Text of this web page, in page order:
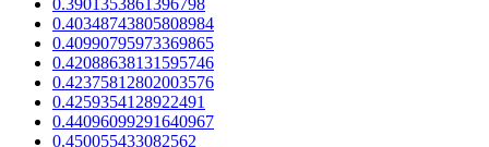
0.40348743805808984
0.40990795973369865
0.42088638131595746
0.42375812802003576
0.4259354128922491
0.44096099291640967
0.450055433082562